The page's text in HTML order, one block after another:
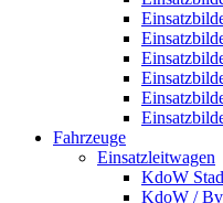
Fahrzeuge
Einsatzleitwagen
KdoW
KdoW /